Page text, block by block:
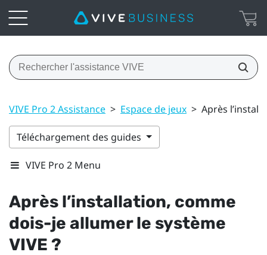
VIVE Pro 2 Assistance > Espace de jeux > Après
Téléchargement des guides
VIVE Pro 2 Menu
Après l’installation, comme
dois-je allumer le système
VIVE ?